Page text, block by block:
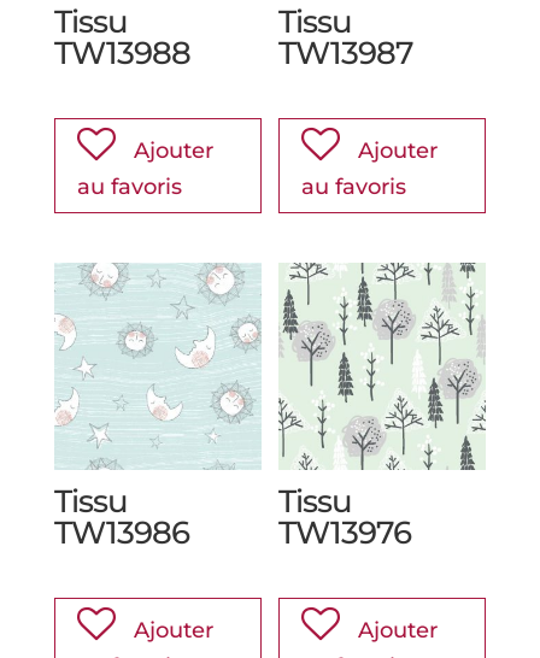
Tissu
TW13988
Ajouter
au favoris
Tissu
TW13987
Ajouter
au favoris
Tissu
TW13986
Ajouter
Tissu
TW13976
Ajouter